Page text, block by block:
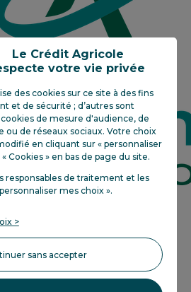
Le Crédit Agricole
votre vie privée
des cookies sur ce site à des fins
et de sécurité ; d’autres sont
de mesure d'audience, de
ou de réseaux sociaux. Votre choix
en cliquant sur « personnaliser
Cookies » en bas de page du site.
responsables de traitement et les
personnaliser mes choix».
>
sans accepter